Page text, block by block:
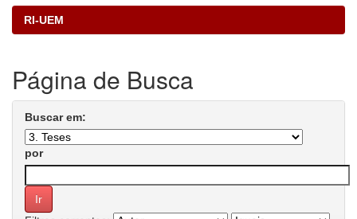
RI-UEM
Página de Busca
Buscar em:
por